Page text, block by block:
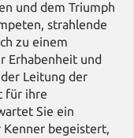
und dem Triumph
strahlende
zu einem
Erhabenheit und
Leitung der
für ihre
Sie ein
Kenner begeistert,